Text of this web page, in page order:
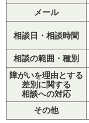
メール
相談日・相談時間
相談の範囲・種別
障がいを理由とする
差別に関する
相談への対応
その他